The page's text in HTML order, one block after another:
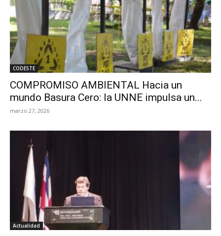
CODESTE
COMPROMISO AMBIENTAL Hacia un
mundo Basura Cero: la UNNE impulsa un...
marzo 27, 2026
Actualidad